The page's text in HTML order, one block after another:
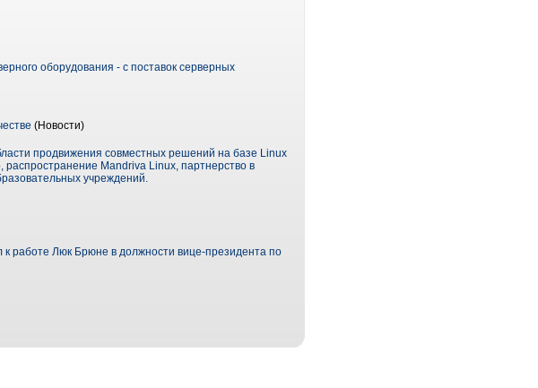
оборудования - с поставок серверных
(Новости)
продвижения совместных решений на базе Linux
Mandriva Linux, партнерство в
учреждений.
работе Люк Брюне в должности вице-президента по